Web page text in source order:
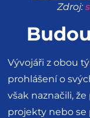
Zdroj:
Vývojáři z obou
prohlášení o
však naznačili,
projekty nebo